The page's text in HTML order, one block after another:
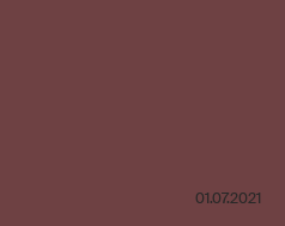
01.07.2021